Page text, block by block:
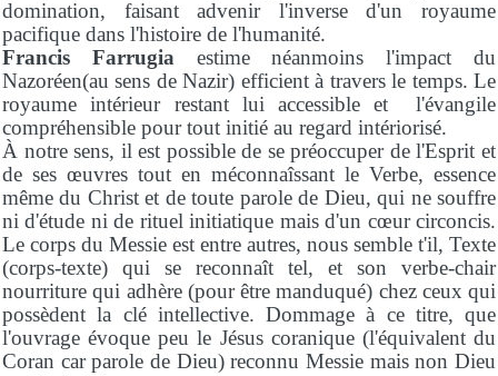
domination, faisant advenir l'inverse d'un royaume
pacifique dans l'histoire de l'humanité.
Francis Farrugia estime néanmoins l'impact du
Nazoréen(au sens de Nazir) efficient à travers le temps. Le
royaume intérieur restant lui accessible et l'évangile
compréhensible pour tout initié au regard intériorisé.
À notre sens, il est possible de se préoccuper de l'Esprit et
de ses œuvres tout en méconnaîssant le Verbe, essence
même du Christ et de toute parole de Dieu, qui ne souffre
ni d'étude ni de rituel initiatique mais d'un cœur circoncis.
Le corps du Messie est entre autres, nous semble t'il, Texte
(corps-texte) qui se reconnaît tel, et son verbe-chair
nourriture qui adhère (pour être manduqué) chez ceux qui
possèdent la clé intellective. Dommage à ce titre, que
l'ouvrage évoque peu le Jésus coranique (l'équivalent du
Coran car parole de Dieu) reconnu Messie mais non Dieu